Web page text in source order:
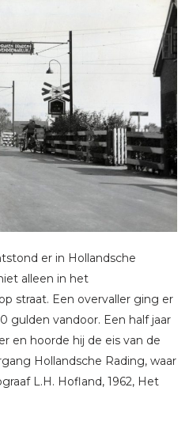
er in Hollandsche
alleen in het
straat. Een overvaller ging er
gulden vandoor. Een half jaar
en hoorde hij de eis van de
Hollandsche Rading, waar
L.H. Hofland, 1962, Het